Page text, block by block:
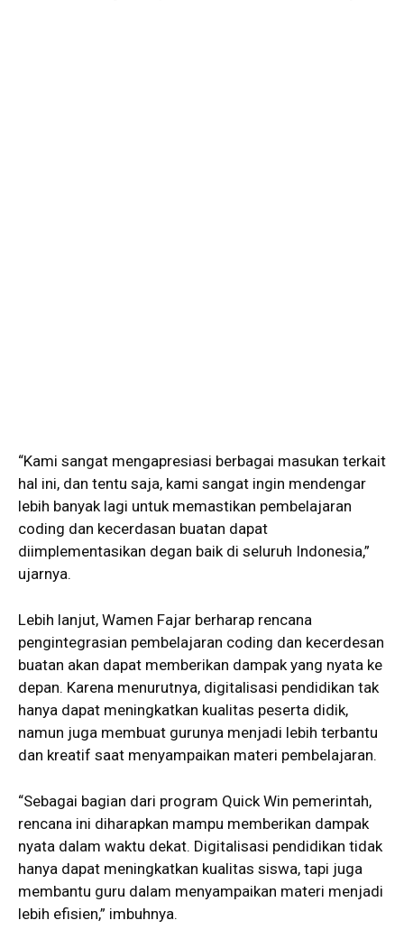
“Kami sangat mengapresiasi berbagai masukan terkait
hal ini, dan tentu saja, kami sangat ingin mendengar
lebih banyak lagi untuk memastikan pembelajaran
coding dan kecerdasan buatan dapat
diimplementasikan degan baik di seluruh Indonesia,”
ujarnya.
Lebih lanjut, Wamen Fajar berharap rencana
pengintegrasian pembelajaran coding dan kecerdesan
buatan akan dapat memberikan dampak yang nyata ke
depan. Karena menurutnya, digitalisasi pendidikan tak
hanya dapat meningkatkan kualitas peserta didik,
namun juga membuat gurunya menjadi lebih terbantu
dan kreatif saat menyampaikan materi pembelajaran.
“Sebagai bagian dari program Quick Win pemerintah,
rencana ini diharapkan mampu memberikan dampak
nyata dalam waktu dekat. Digitalisasi pendidikan tidak
hanya dapat meningkatkan kualitas siswa, tapi juga
membantu guru dalam menyampaikan materi menjadi
lebih efisien,” imbuhnya.